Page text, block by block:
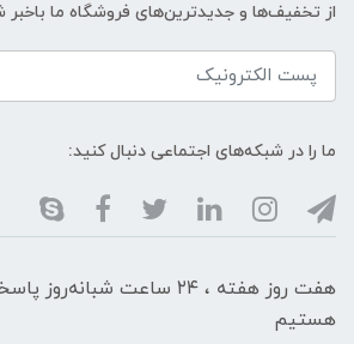
از تخفیف‌ها و جدیدترین‌های فروشگاه ما باخبر
ما را در شبکه‌های اجتماعی دنبال کنید:
هفت روز هفته ، ۲۴ ساعت
هستیم